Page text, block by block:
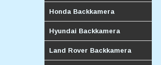
Honda Backkamera
Hyundai Backkamera
Land Rover Backkamera